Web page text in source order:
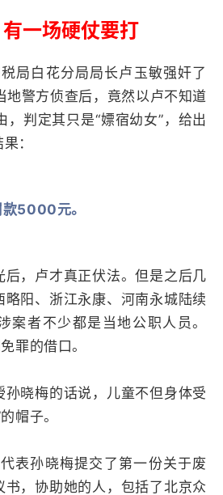
一场硬仗要打
局白花分局局长卢玉敏强奸了
地警方侦查后，竟然以卢不知道
，判定其只是“嫖宿幼女”，给出
：
5000元。
后，卢才真正伏法。但是之后几
阳、浙江永康、河南永城陆续
案者不少都是当地公职人员。
罪的借口。
孙晓梅的话说，儿童不但身体受
帽子。
表孙晓梅提交了第一份关于废
书，协助她的人，包括了北京众